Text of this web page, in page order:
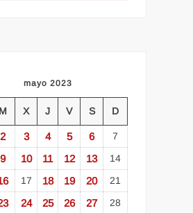
mayo 2023
M X J V S D
2 3 4 5 6 7
9 10 11 12 13 14
17 18 19 20 21
24 25 26 27 28